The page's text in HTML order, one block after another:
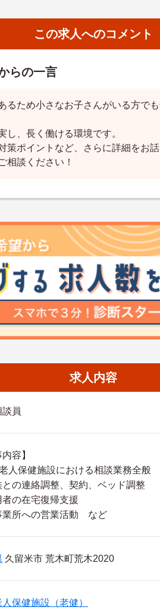
この求人へのコメント
らの一言
るため小さなお子さんがいる方で
し、長く働ける環境です。
策ポイントなど、さらに詳細をお話
相談ください！
求人内容
員
内容】
人保健施設における相談業務全般
との連絡調整、契約、ベッド調整
者の在宅復帰支援
業所への営業活動 など
久留米市 荒木町荒木2020
保健施設（老健）